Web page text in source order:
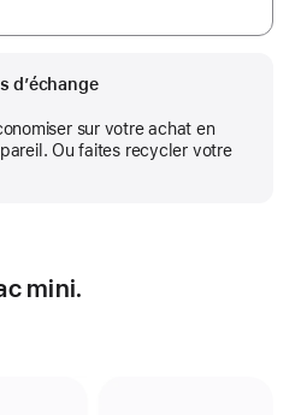
d’échange
sur votre achat en
Ou faites recycler votre
mini.